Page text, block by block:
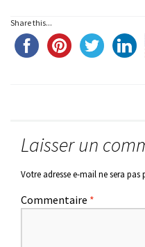
Share this...
Laisser un
Votre adresse e-mail ne sera pas
Commentaire *